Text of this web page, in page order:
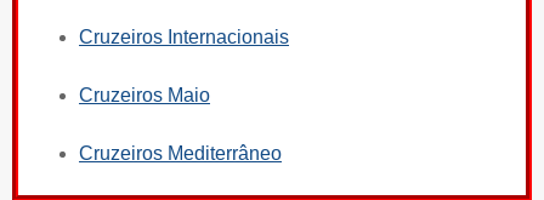
Cruzeiros Internacionais
Cruzeiros Maio
Cruzeiros Mediterrâneo